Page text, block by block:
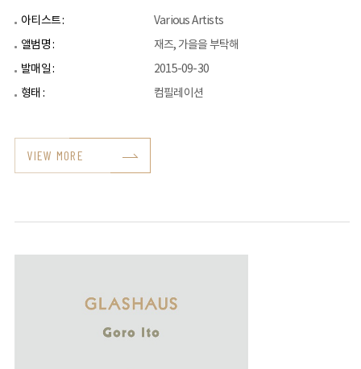
아티스트 :
Various Artists
앨범명 :
재즈, 가을을 부탁해
발매일 :
2015-09-30
형태 :
컴필레이션
VIEW MORE